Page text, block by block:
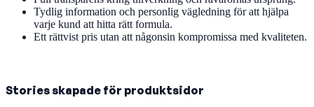
Tydlig information och personlig vägledning för att hjälpa
varje kund att hitta rätt formula.
Ett rättvist pris utan att någonsin kompromissa med kvaliteten.
Stories skapade för produktsidor